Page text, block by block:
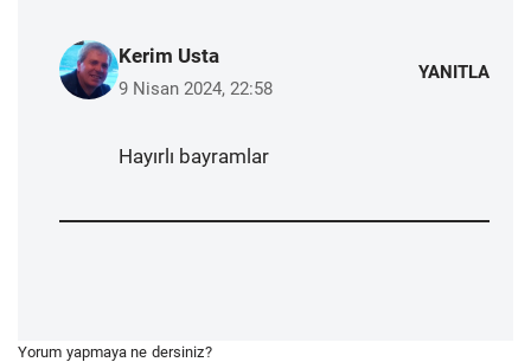
Kerim Usta
9 Nisan 2024, 22:58
YANITLA
Hayırlı bayramlar
Yorum yapmaya ne dersiniz?